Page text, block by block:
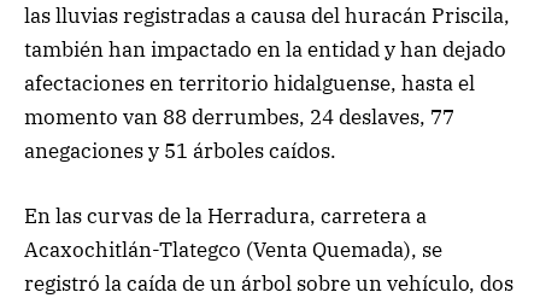
las lluvias registradas a causa del huracán Priscila,
también han impactado en la entidad y han dejado
afectaciones en territorio hidalguense, hasta el
momento van 88 derrumbes, 24 deslaves, 77
anegaciones y 51 árboles caídos.
En las curvas de la Herradura, carretera a
Acaxochitlán-Tlategco (Venta Quemada), se
registró la caída de un árbol sobre un vehículo, dos